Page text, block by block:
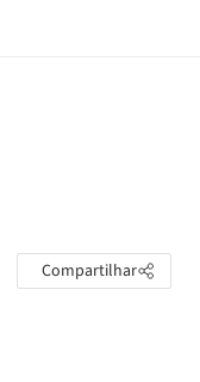
Compartilhar